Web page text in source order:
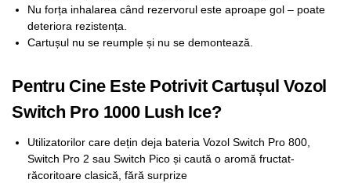
Nu forța inhalarea când rezervorul este aproape gol – poate
deteriora rezistența.
Cartușul nu se reumple și nu se demontează.
Pentru Cine Este Potrivit Cartușul Vozol
Switch Pro 1000 Lush Ice?
Utilizatorilor care dețin deja bateria Vozol Switch Pro 800,
Switch Pro 2 sau Switch Pico și caută o aromă fructat-
răcoritoare clasică, fără surprize